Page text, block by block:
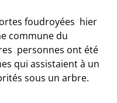
foudroyées hier
commune du
personnes ont été
qui assistaient à un
sous un arbre.